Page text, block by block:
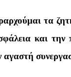
τα
και την
αγαστή